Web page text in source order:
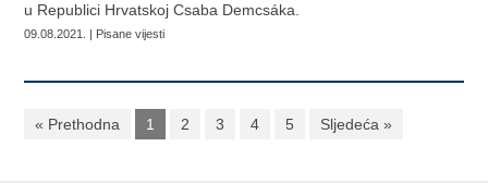
u Republici Hrvatskoj Csaba Demcsáka.
09.08.2021. | Pisane vijesti
« Prethodna 1 2 3 4 5 Sljedeća »